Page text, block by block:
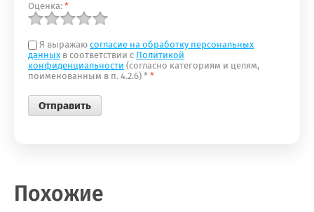
Оценка: *
Я выражаю согласие на обработку персональных
данных в соответствии с Политикой
конфиденциальности (согласно категориям и целям,
поименованным в п. 4.2.6) * *
Похожие